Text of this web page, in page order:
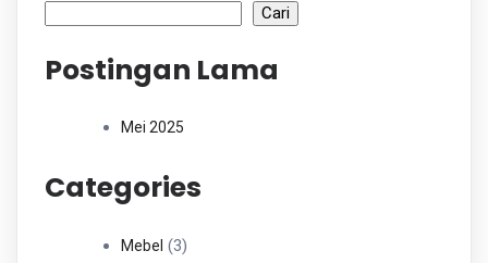
Cari
Postingan Lama
Mei 2025
Categories
Mebel 33